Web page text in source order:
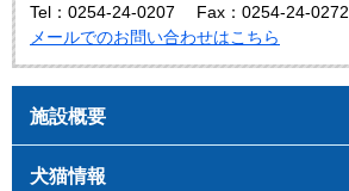
Tel：0254-24-0207
Fax：0254-24-0272
メールでのお問い合わせはこちら
施設概要
犬猫情報